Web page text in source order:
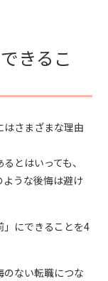
きるこ
さまざまな理由
とはいっても、
うな後悔は避け
」にできることを4
ない転職につな